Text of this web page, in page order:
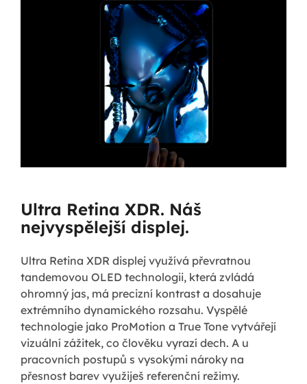
Ultra Retina XDR. Náš
nejvyspělejší displej.
Ultra Retina XDR displej využívá převratnou
tandemovou OLED technologii, která zvládá
ohromný jas, má precizní kontrast a dosahuje
extrémního dynamického rozsahu. Vyspělé
technologie jako ProMotion a True Tone vytvářejí
vizuální zážitek, co člověku vyrazí dech. A u
pracovních postupů s vysokými nároky na
přesnost barev využiješ referenční režimy.